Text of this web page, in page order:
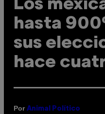
Los
hasta
sus
hace
Por Animal Político